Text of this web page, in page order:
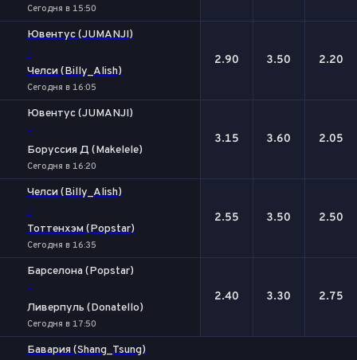
Сегодня в 15:50
Ювентус (JUMANJI)
-
Челси (Billy_Alish)
Сегодня в 16:05
2.90 3.50 2.20
Ювентус (JUMANJI)
-
Боруссия Д (Makelele)
Сегодня в 16:20
3.15 3.60 2.05
Челси (Billy_Alish)
-
Тоттенхэм (Popstar)
Сегодня в 16:35
2.55 3.50 2.50
Барселона (Popstar)
-
Ливерпуль (Donatello)
Сегодня в 17:50
2.40 3.30 2.75
Бавария (Shang_Tsung)